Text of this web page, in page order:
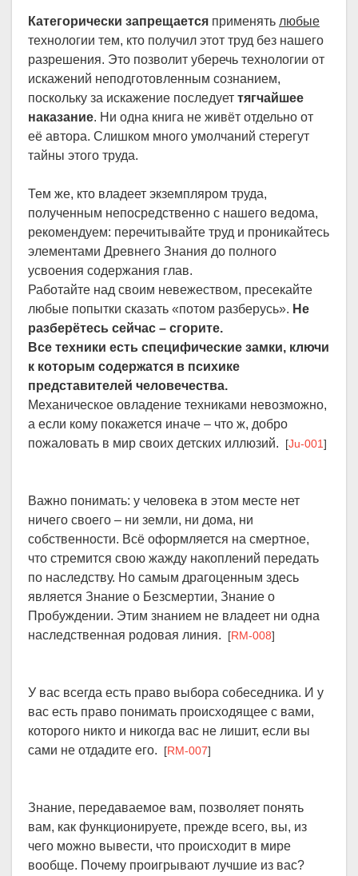
Категорически запрещается применять любые
технологии тем, кто получил этот труд без нашего
разрешения. Это позволит уберечь технологии от
искажений неподготовленным сознанием,
поскольку за искажение последует тягчайшее
наказание. Ни одна книга не живёт отдельно от
её автора. Слишком много умолчаний стерегут
тайны этого труда.
Тем же, кто владеет экземпляром труда,
полученным непосредственно с нашего ведома,
рекомендуем: перечитывайте труд и проникайтесь
элементами Древнего Знания до полного
усвоения содержания глав.
Работайте над своим невежеством, пресекайте
любые попытки сказать «потом разберусь». Не
разберётесь сейчас – сгорите.
Все техники есть специфические замки, ключи
к которым содержатся в психике
представителей человечества.
Механическое овладение техниками невозможно,
а если кому покажется иначе – что ж, добро
пожаловать в мир своих детских иллюзий. [Ju-001]
Важно понимать: у человека в этом месте нет
ничего своего – ни земли, ни дома, ни
собственности. Всё оформляется на смертное,
что стремится свою жажду накоплений передать
по наследству. Но самым драгоценным здесь
является Знание о Безсмертии, Знание о
Пробуждении. Этим знанием не владеет ни одна
наследственная родовая линия. [RM-008]
У вас всегда есть право выбора собеседника. И у
вас есть право понимать происходящее с вами,
которого никто и никогда вас не лишит, если вы
сами не отдадите его. [RM-007]
Знание, передаваемое вам, позволяет понять
вам, как функционируете, прежде всего, вы, из
чего можно вывести, что происходит в мире
вообще. Почему проигрывают лучшие из вас?